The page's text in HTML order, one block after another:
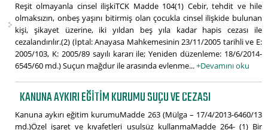
Reşit olmayanla cinsel ilişkiTCK Madde 104(1) Cebir, tehdit ve hile
olmaksızın, onbeş yaşını bitirmiş olan çocukla cinsel ilişkide bulunan
kişi, şikayet üzerine, iki yıldan beş yıla kadar hapis cezası ile
cezalandırılır.(2) (İptal: Anayasa Mahkemesinin 23/11/2005 tarihli ve E:
2005/103, K: 2005/89 sayılı kararı ile; Yeniden düzenleme: 18/6/2014-
6545/60 md.) Suçun mağdur ile arasında evlenme...+Devamını oku
KANUNA AYKIRI EĞITIM KURUMU SUÇU VE CEZASI
Kanuna aykırı eğitim kurumuMadde 263 (Mülga – 17/4/2013-6460/13
md.)Özel işaret ve kıyafetleri usulsüz kullanmaMadde 264- (1) Bir